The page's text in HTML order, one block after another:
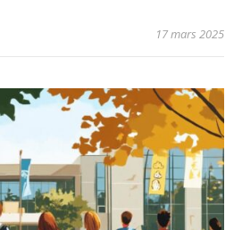
17 mars 2025